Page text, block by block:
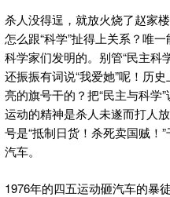
杀人没得逞，就放火烧了赵家
怎么跟“科学”扯得上关系？唯
科学家们发明的。别管“民主科
还振振有词说“我爱她”呢！历
亮的旗号干的？把“民主与科学
运动的精神是杀人未遂而打人
号是“抵制日货！杀死卖国贼！
汽车。
1976年的四五运动砸汽车的暴